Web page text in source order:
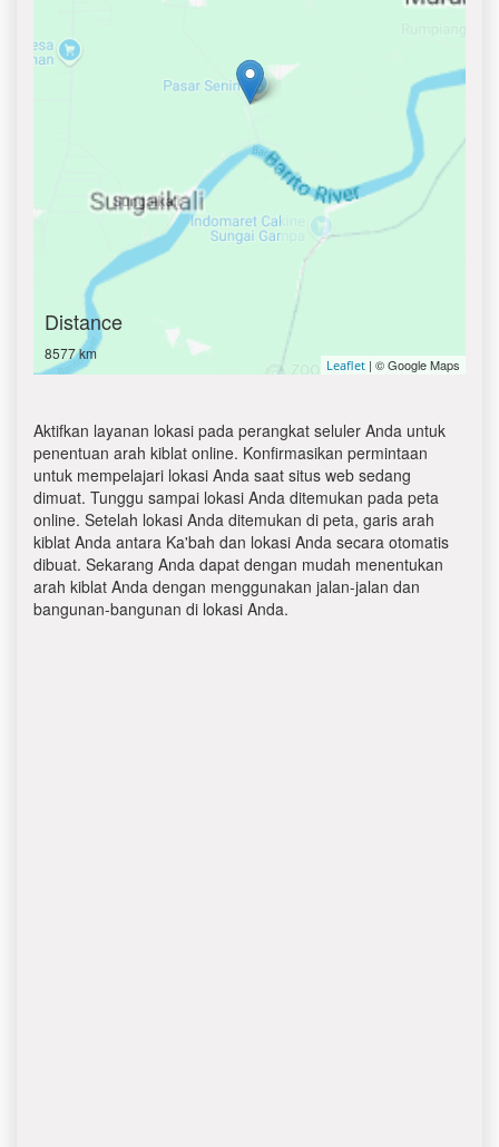
Distance
8577 km
Leaflet | © Google Maps
Aktifkan layanan lokasi pada perangkat seluler Anda untuk
penentuan arah kiblat online. Konfirmasikan permintaan
untuk mempelajari lokasi Anda saat situs web sedang
dimuat. Tunggu sampai lokasi Anda ditemukan pada peta
online. Setelah lokasi Anda ditemukan di peta, garis arah
kiblat Anda antara Ka'bah dan lokasi Anda secara otomatis
dibuat. Sekarang Anda dapat dengan mudah menentukan
arah kiblat Anda dengan menggunakan jalan-jalan dan
bangunan-bangunan di lokasi Anda.